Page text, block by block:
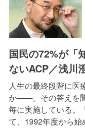
国民の72%が「
ないACP／浅川
人生の最終段階に医
か――。その答えを
毎に実施している。
て、1992年度から始